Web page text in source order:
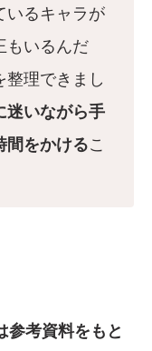
いるキャラが
もいるんだ
理できまし
迷いながら手
間をかけるこ
参考資料をもと